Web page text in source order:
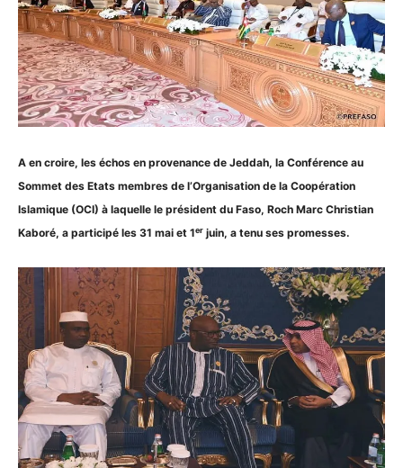
A en croire, les échos en provenance de Jeddah, la Conférence au
Sommet des Etats membres de l’Organisation de la Coopération
Islamique (OCI) à laquelle le président du Faso, Roch Marc Christian
Kaboré, a participé les 31 mai et 1er juin, a tenu ses promesses.